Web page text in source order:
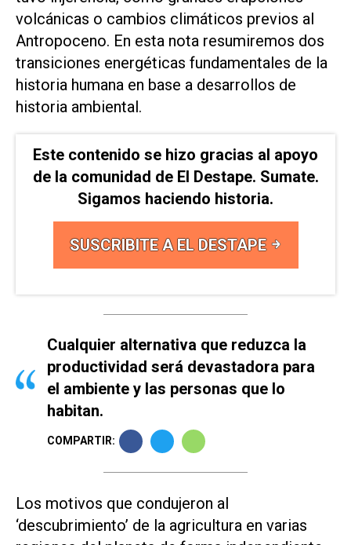
volcánicas o cambios climáticos previos al
Antropoceno. En esta nota resumiremos dos
transiciones energéticas fundamentales de la
historia humana en base a desarrollos de
historia ambiental.
Este contenido se hizo gracias al apoyo
de la comunidad de El Destape. Sumate.
Sigamos haciendo historia.
SUSCRIBITE A EL DESTAPE
Cualquier alternativa que reduzca la
productividad será devastadora para
el ambiente y las personas que lo
habitan.
COMPARTIR:
Los motivos que condujeron al
‘descubrimiento’ de la agricultura en varias